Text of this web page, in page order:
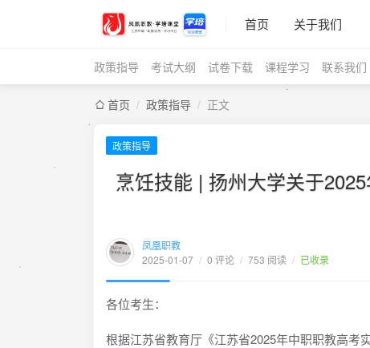
首页 关于我们
政策指导 考试大纲 试卷下载 课程学习 联系我们
首页 / 政策指导 / 正文
政策指导
烹饪技能 | 扬州大学关于
凤凰职教
2025-01-07 / 0 评论 / 753 阅读 / 已收录
各位考生：
根据江苏省教育厅《江苏省2025年中职职教高考